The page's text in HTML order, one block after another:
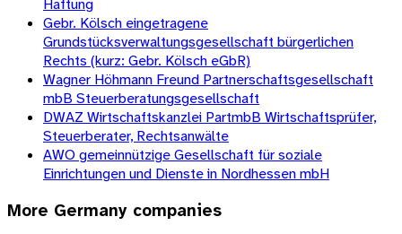
Haftung
Gebr. Kölsch eingetragene
Grundstücksverwaltungsgesellschaft bürgerlichen
Rechts (kurz: Gebr. Kölsch eGbR)
Wagner Höhmann Freund Partnerschaftsgesellschaft
mbB Steuerberatungsgesellschaft
DWAZ Wirtschaftskanzlei PartmbB Wirtschaftsprüfer,
Steuerberater, Rechtsanwälte
AWO gemeinnützige Gesellschaft für soziale
Einrichtungen und Dienste in Nordhessen mbH
More Germany companies